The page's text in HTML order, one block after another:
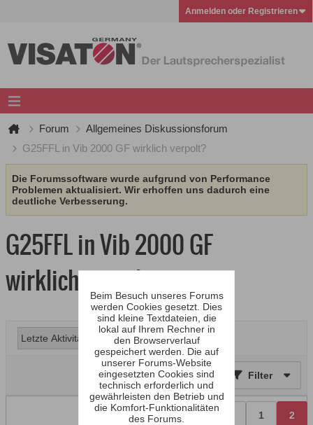
Anmelden oder Registrieren
Forum
Allgemeines Diskussionsforum
G25FFL in Vib 2000 GF wirklich verpolt?
Die Forumssoftware wurde aufgrund von Performance
Problemen aktualisiert. Wir erhoffen uns dadurch eine
deutliche Verbesserung.
G25FFL in Vib 2000 GF
wirklich verpolt?
Filter
Vorherige 1 2
Beim Besuch unseres Forums
werden Cookies gesetzt. Dies
sind kleine Textdateien, die
lokal auf Ihrem Rechner in
den Browserverlauf
gespeichert werden. Die auf
unserer Forums-Website
eingesetzten Cookies sind
technisch erforderlich und
gewährleisten den Betrieb und
die Komfort-Funktionalitäten
des Forums.